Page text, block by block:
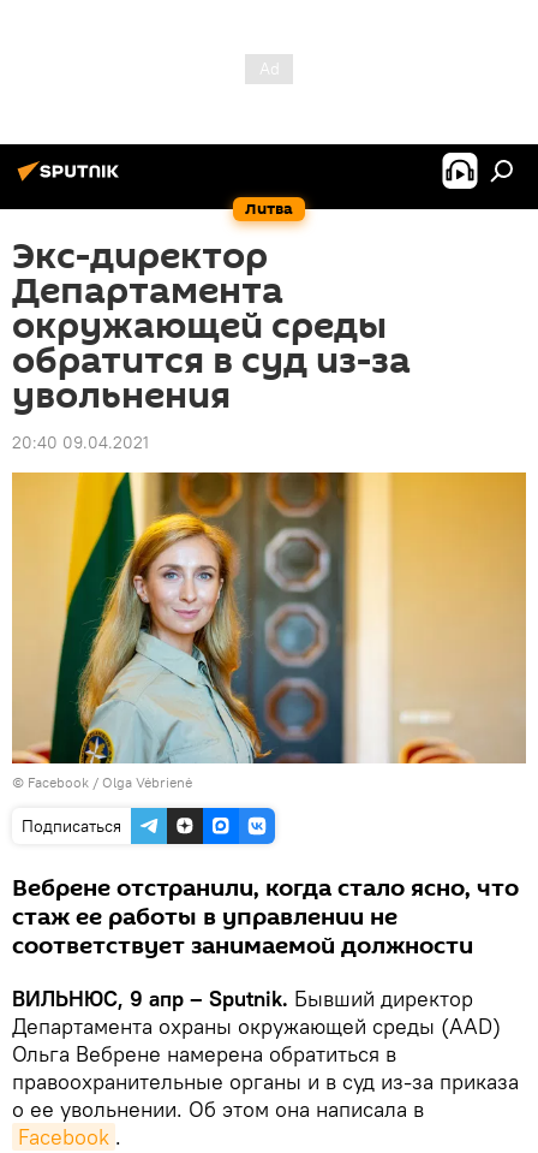
Литва
Экс-директор
Департамента
окружающей среды
обратится в суд из-за
увольнения
20:40 09.04.2021
© Facebook / Olga Vėbrienė
Подписаться
Вебрене отстранили, когда стало ясно, что
стаж ее работы в управлении не
соответствует занимаемой должности
ВИЛЬНЮС, 9 апр – Sputnik. Бывший директор
Департамента охраны окружающей среды (AAD)
Ольга Вебрене намерена обратиться в
правоохранительные органы и в суд из-за приказа
о ее увольнении. Об этом она написала в
Facebook .